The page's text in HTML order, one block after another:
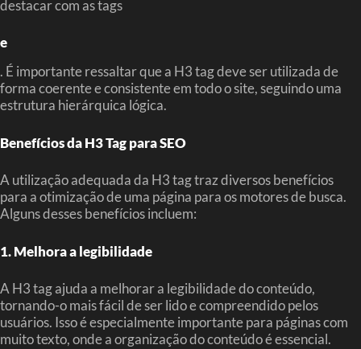
destacar com as tags
e
. É importante ressaltar que a H3 tag deve ser utilizada de
forma coerente e consistente em todo o site, seguindo uma
estrutura hierárquica lógica.
Benefícios da H3 Tag para SEO
A utilização adequada da H3 tag traz diversos benefícios
para a otimização de uma página para os motores de busca.
Alguns desses benefícios incluem:
1. Melhora a legibilidade
A H3 tag ajuda a melhorar a legibilidade do conteúdo,
tornando-o mais fácil de ser lido e compreendido pelos
usuários. Isso é especialmente importante para páginas com
muito texto, onde a organização do conteúdo é essencial.